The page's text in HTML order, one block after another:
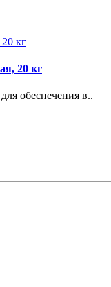
20 кг
обеспечения в..